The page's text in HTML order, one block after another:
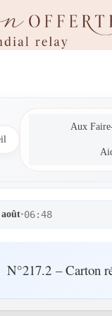
Aux
août•06:48
N°217.2 – Carton